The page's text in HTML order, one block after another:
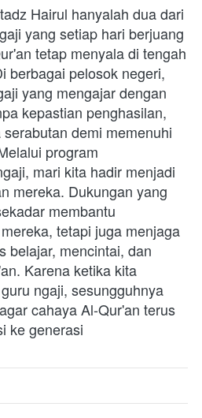
Hairul hanyalah dua dari
yang setiap hari berjuang
tetap menyala di tengah
berbagai pelosok negeri,
yang mengajar dengan
kepastian penghasilan,
demi memenuhi
program
mari kita hadir menjadi
mereka. Dukungan yang
membantu
tetapi juga menjaga
belajar, mencintai, dan
Karena ketika kita
ngaji, sesungguhnya
cahaya Al-Qur'an terus
ke generasi